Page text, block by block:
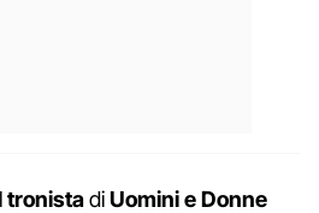
tronistadiUomini e Donne